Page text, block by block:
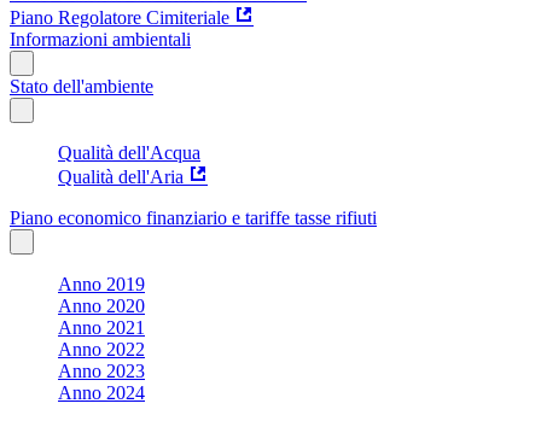
Piano Regolatore Cimiteriale
Informazioni ambientali
Stato dell'ambiente
Qualità dell'Acqua
Qualità dell'Aria
Piano economico finanziario e tariffe tasse rifiuti
Anno 2019
Anno 2020
Anno 2021
Anno 2022
Anno 2023
Anno 2024